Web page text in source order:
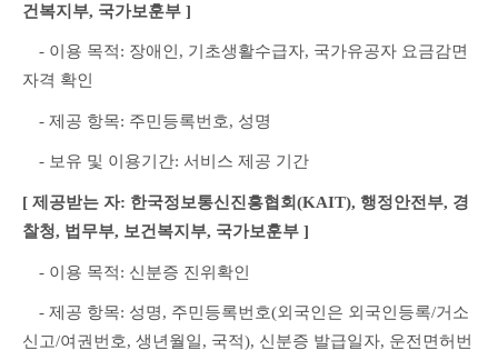
건복지부, 국가보훈부 ]
- 이용 목적: 장애인, 기초생활수급자, 국가유공자 요금감면
자격 확인
- 제공 항목: 주민등록번호, 성명
- 보유 및 이용기간: 서비스 제공 기간
[ 제공받는 자: 한국정보통신진흥협회(KAIT), 행정안전부, 경
찰청, 법무부, 보건복지부, 국가보훈부 ]
- 이용 목적: 신분증 진위확인
- 제공 항목: 성명, 주민등록번호(외국인은 외국인등록/거소
신고/여권번호, 생년월일, 국적), 신분증 발급일자, 운전면허번